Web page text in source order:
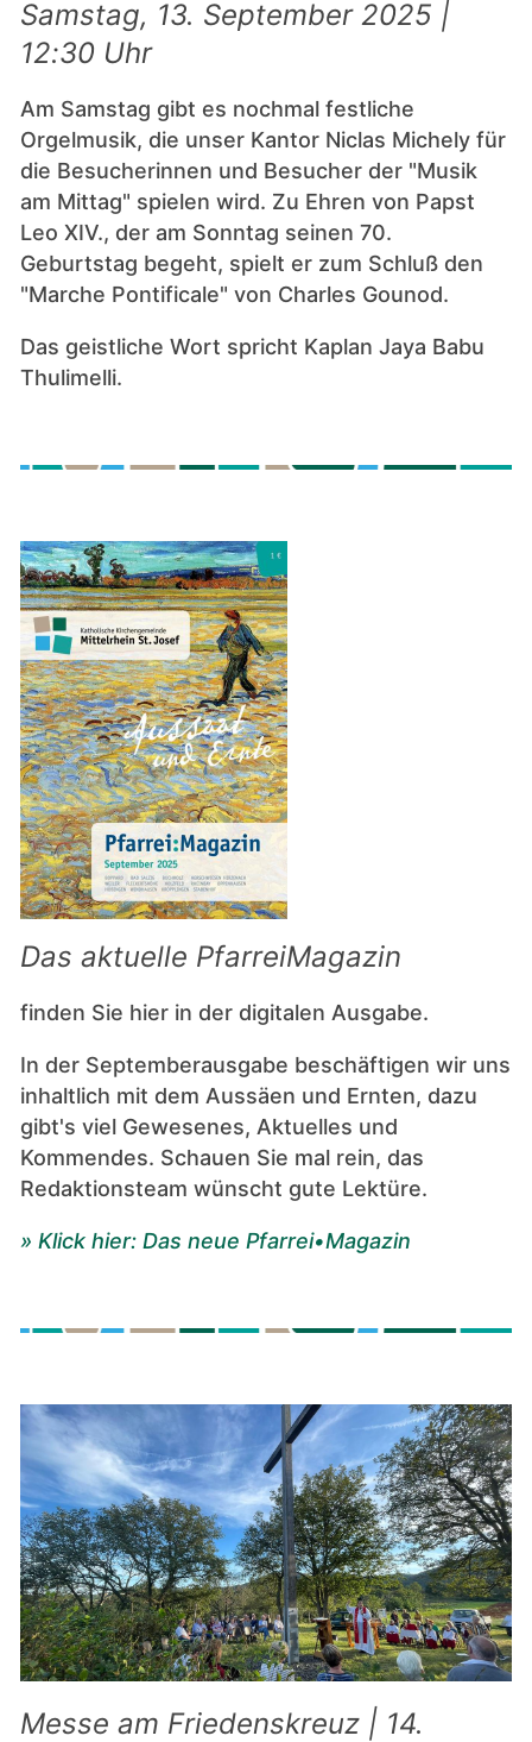
Samstag, 13. September 2025 |
12:30 Uhr
Am Samstag gibt es nochmal festliche
Orgelmusik, die unser Kantor Niclas Michely für
die Besucherinnen und Besucher der "Musik
am Mittag" spielen wird. Zu Ehren von Papst
Leo XIV., der am Sonntag seinen 70.
Geburtstag begeht, spielt er zum Schluß den
"Marche Pontificale" von Charles Gounod.
Das geistliche Wort spricht Kaplan Jaya Babu
Thulimelli.
Das aktuelle PfarreiMagazin
finden Sie hier in der digitalen Ausgabe.
In der Septemberausgabe beschäftigen wir uns
inhaltlich mit dem Aussäen und Ernten, dazu
gibt's viel Gewesenes, Aktuelles und
Kommendes. Schauen Sie mal rein, das
Redaktionsteam wünscht gute Lektüre.
» Klick hier: Das neue Pfarrei•Magazin
Messe am Friedenskreuz | 14.